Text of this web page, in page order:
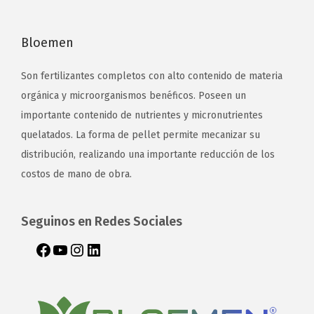
Bloemen
Son fertilizantes completos con alto contenido de materia
orgánica y microorganismos benéficos. Poseen un
importante contenido de nutrientes y micronutrientes
quelatados. La forma de pellet permite mecanizar su
distribución, realizando una importante reducción de los
costos de mano de obra.
Seguinos en Redes Sociales